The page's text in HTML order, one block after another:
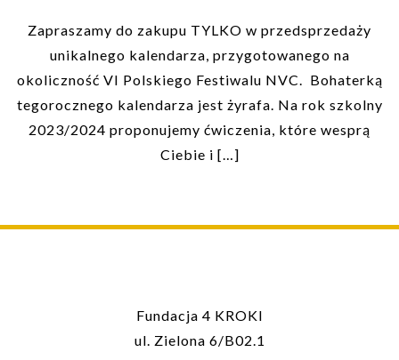
Zapraszamy do zakupu TYLKO w przedsprzedaży
unikalnego kalendarza, przygotowanego na
okoliczność VI Polskiego Festiwalu NVC. Bohaterką
tegorocznego kalendarza jest żyrafa. Na rok szkolny
2023/2024 proponujemy ćwiczenia, które wesprą
Ciebie i […]
Fundacja 4 KROKI
ul. Zielona 6/B02.1